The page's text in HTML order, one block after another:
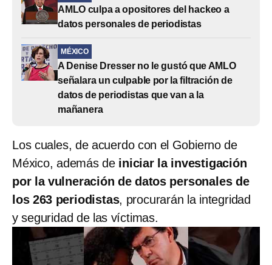
AMLO culpa a opositores del hackeo a
datos personales de periodistas
MÉXICO
A Denise Dresser no le gustó que AMLO
señalara un culpable por la filtración de
datos de periodistas que van a la
mañanera
Los cuales, de acuerdo con el Gobierno de
México, además de iniciar la investigación
por la vulneración de datos personales de
los 263 periodistas, procurarán la integridad
y seguridad de las víctimas.